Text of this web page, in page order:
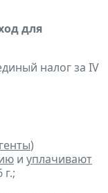
для
налог за IV
)
и уплачивают